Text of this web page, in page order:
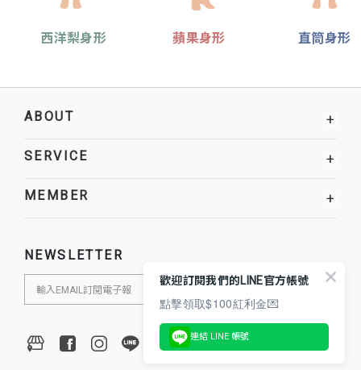
西洋梨身形 蘋果身形 直筒身形
ABOUT +
SERVICE +
MEMBER +
NEWSLETTER
歡迎訂閱我們的LINE官方帳號
點擊領取$100紅利金💌
連結 LINE 帳號